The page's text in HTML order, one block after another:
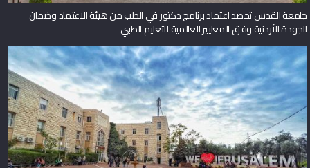
جامعة القدس تحصد اعتماد برنامج دكتور في الطب من هيئة الاعتماد وضمان
الجودة الأردنية وفق المعايير العالمية للتعليم الطبي